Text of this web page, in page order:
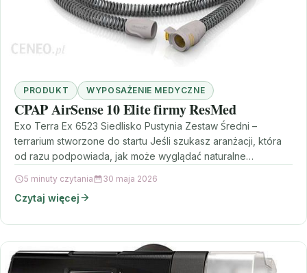
PRODUKT WYPOSAŻENIE MEDYCZNE
CPAP AirSense 10 Elite firmy ResMed
Exo Terra Ex 6523 Siedlisko Pustynia Zestaw Średni –
terrarium stworzone do startu Jeśli szukasz aranżacji, która
od razu podpowiada, jak może wyglądać naturalne…
5 minuty czytania 30 maja 2026
Czytaj więcej